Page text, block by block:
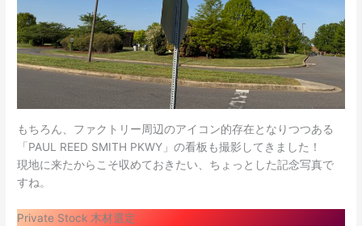
もちろん、ファクトリー周辺のアイコン的存在となりつつある
「PAUL REED SMITH PKWY」の看板も撮影してきました！
現地に来たからこそ収めておきたい、ちょっとした記念写真で
すね。
Private Stock 木材選定